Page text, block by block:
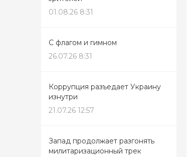
01.08.26 8:31
С флагом и гимном
26.07.26 8:31
Коррупция разъедает Украину
изнутри
21.07.26 12:57
Запад продолжает разгонять
милитаризационный трек